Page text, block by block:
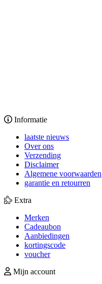
Informatie
laatste nieuws
Over ons
Verzending
Disclaimer
Algemene voorwaarden
garantie en retourren
Extra
Merken
Cadeaubon
Aanbiedingen
kortingscode
voucher
Mijn account